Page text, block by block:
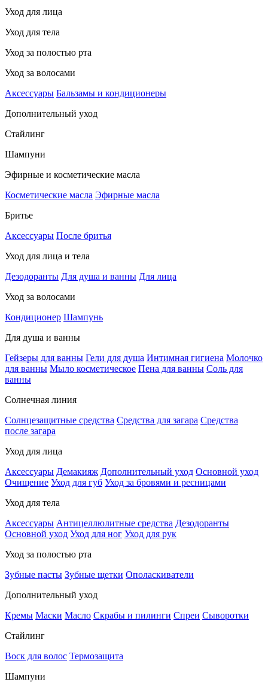
Уход для лица
Уход для тела
Уход за полостью рта
Уход за волосами
Аксессуары Бальзамы и кондиционеры
Дополнительный уход
Стайлинг
Шампуни
Эфирные и косметические масла
Косметические масла Эфирные масла
Бритье
Аксессуары После бритья
Уход для лица и тела
Дезодоранты Для душа и ванны Для лица
Уход за волосами
Кондиционер Шампунь
Для душа и ванны
Гейзеры для ванны Гели для душа Интимная гигиена Молочко
для ванны Мыло косметическое Пена для ванны Соль для
ванны
Солнечная линия
Солнцезащитные средства Средства для загара Средства
после загара
Уход для лица
Аксессуары Демакияж Дополнительный уход Основной уход
Очищение Уход для губ Уход за бровями и ресницами
Уход для тела
Аксессуары Антицеллюлитные средства Дезодоранты
Основной уход Уход для ног Уход для рук
Уход за полостью рта
Зубные пасты Зубные щетки Ополаскиватели
Дополнительный уход
Кремы Маски Масло Скрабы и пилинги Спреи Сыворотки
Стайлинг
Воск для волос Термозащита
Шампуни